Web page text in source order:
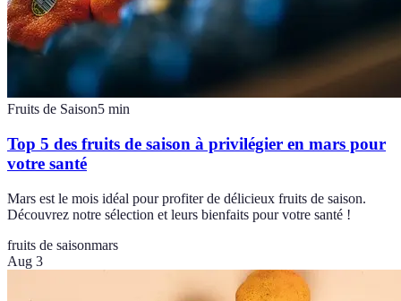
Fruits de Saison5 min
Top 5 des fruits de saison à privilégier en mars pour
votre santé
Mars est le mois idéal pour profiter de délicieux fruits de saison.
Découvrez notre sélection et leurs bienfaits pour votre santé !
fruits de saisonmars
Aug 3